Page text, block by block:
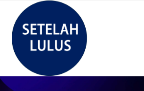
content